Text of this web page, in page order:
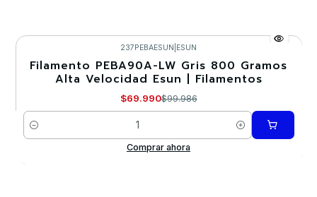
-30%
237PEBAESUN ESUN
Filamento PEBA90A-LW Gris 800 Gramos
Alta Velocidad Esun | Filamentos
$69.990$99.986
Cantidad
Comprar ahora